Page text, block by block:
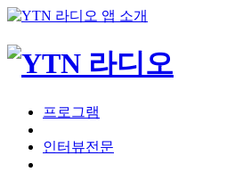
프로그램
인터뷰전문